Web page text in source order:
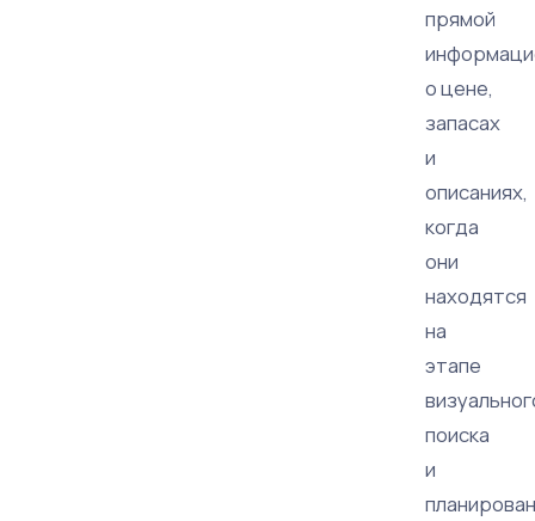
прямой
о цене,
запасах
и
описаниях,
когда
они
находятся
на
этапе
поиска
и